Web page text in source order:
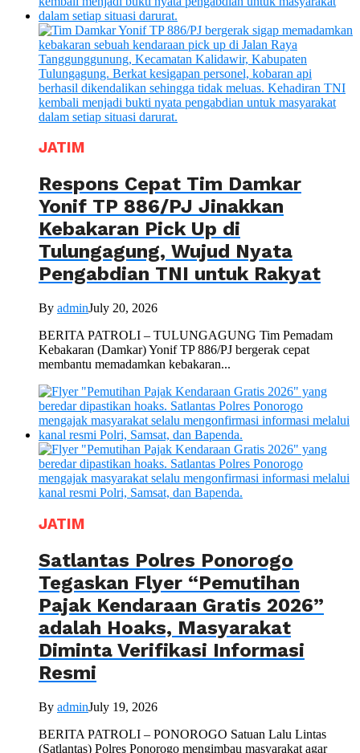
JATIM
Respons Cepat Tim Damkar
Yonif TP 886/PJ Jinakkan
Kebakaran Pick Up di
Tulungagung, Wujud Nyata
Pengabdian TNI untuk Rakyat
By adminJuly 20, 2026
BERITA PATROLI – TULUNGAGUNG Tim Pemadam
Kebakaran (Damkar) Yonif TP 886/PJ bergerak cepat
membantu memadamkan kebakaran...
JATIM
Satlantas Polres Ponorogo
Tegaskan Flyer “Pemutihan
Pajak Kendaraan Gratis 2026”
adalah Hoaks, Masyarakat
Diminta Verifikasi Informasi
Resmi
By adminJuly 19, 2026
BERITA PATROLI – PONOROGO Satuan Lalu Lintas
(Satlantas) Polres Ponorogo mengimbau masyarakat agar